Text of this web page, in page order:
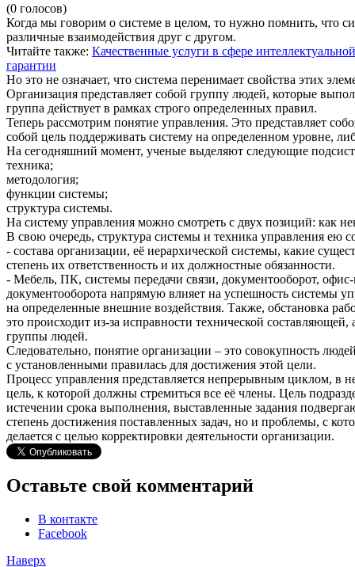
(0 голосов)
Когда мы говорим о системе в целом, то нужно помнить, что
различные взаимодействия друг с другом.
Читайте также: Качественные услуги в сфере
гарантии
Но это не означает, что система перенимает свойства этих
Организация представляет собой группу людей, которые
группа действует в рамках строго определенных правил.
Теперь рассмотрим понятие управления. Это представляет
собой цель поддерживать систему на определенном уровне,
На сегодняшний момент, ученые выделяют следующие
техника;
методология;
функции системы;
структура системы.
На систему управления можно смотреть с двух позиций: как
В свою очередь, структура системы и техника управления ею
- состава организации, её иерархической системы, какие
степень их ответственность и их должностные обязанности.
- Мебель, ПК, системы передачи связи, документооборот,
документооборота напрямую влияет на успешность системы
на определенные внешние воздействия. Также, обстановка
это происходит из-за исправности технической
группы людей.
Следовательно, понятие организации – это совокупность
с установленными правилась для достижения этой цели.
Процесс управления представляется непрерывным циклом, в
цель, к которой должны стремиться все её члены. Цель
истечении срока выполнения, выставленные задания
степень достижения поставленных задач, но и проблемы, с
делается с целью корректировки деятельности организации.
Оставьте свой комментарий
В контакте
Facebook
Наверх